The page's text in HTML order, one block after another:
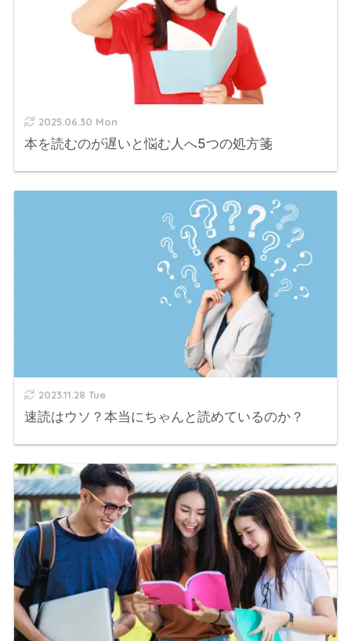
2025.06.30 Mon
本を読むのが遅いと悩む人へ5つの処方箋
2023.11.28 Tue
速読はウソ？本当にちゃんと読めているのか？